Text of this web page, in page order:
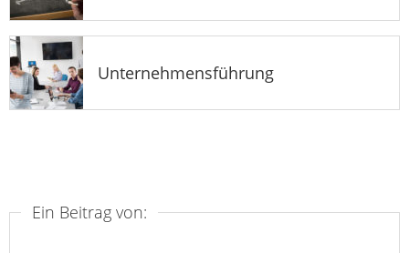
Unternehmensführung
Ein Beitrag von: